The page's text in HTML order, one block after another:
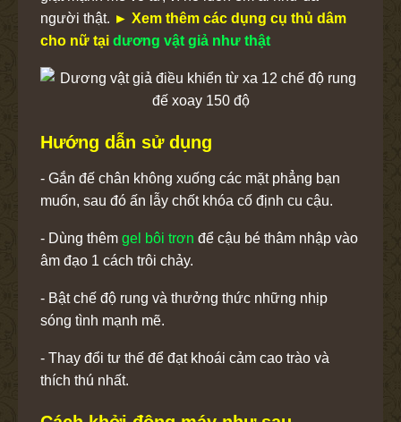
người thật. ► Xem thêm các dụng cụ thủ dâm
cho nữ tại dương vật giả như thật
Hướng dẫn sử dụng
- Gắn đế chân không xuống các mặt phẳng bạn
muốn, sau đó ấn lẫy chốt khóa cố định cu cậu.
- Dùng thêm gel bôi trơn để cậu bé thâm nhập vào
âm đạo 1 cách trôi chảy.
- Bật chế độ rung và thưởng thức những nhịp
sóng tình mạnh mẽ.
- Thay đổi tư thế để đạt khoái cảm cao trào và
thích thú nhất.